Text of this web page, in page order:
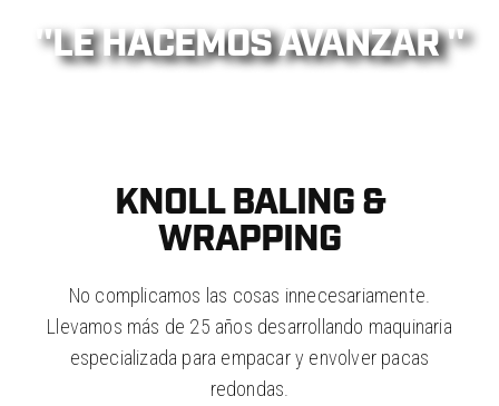
''LE HACEMOS AVANZAR ''
KNOLL BALING &
WRAPPING
No complicamos las cosas innecesariamente.
Llevamos más de 25 años desarrollando maquinaria
especializada para empacar y envolver pacas
redondas.